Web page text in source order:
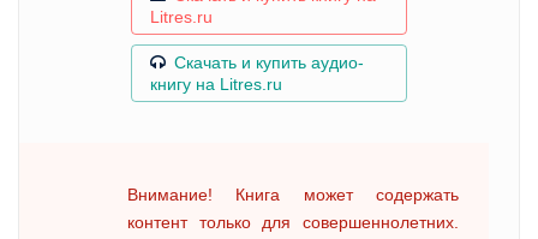
Litres.ru
Скачать и купить аудио-
книгу на Litres.ru
Внимание! Книга может содержать
контент только для совершеннолетних.